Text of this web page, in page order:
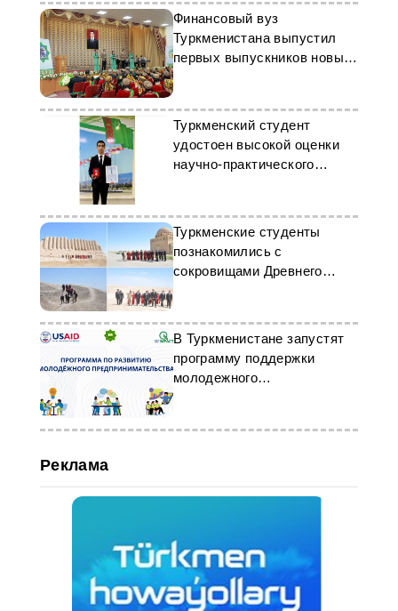
Финансовый вуз
Туркменистана выпустил
первых выпускников новых
программ обучения
Туркменский студент
удостоен высокой оценки
научно-практического
Туркменские студенты
познакомились с
сокровищами Древнего
Мерва
В Туркменистане запустят
программу поддержки
молодежного
предпринимательства
Реклама